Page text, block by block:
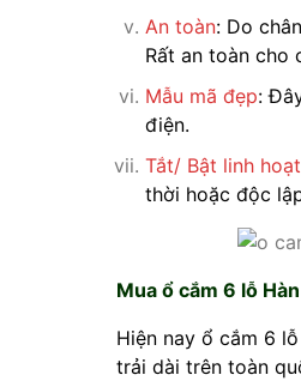
An toàn: Do
Rất an toàn cho
Mẫu mã đẹp:
điện.
Tắt/ Bật linh hoạt
thời hoặc độc
Mua ổ cắm 6 lỗ
Hiện nay ổ cắm 6
trải dài trên toàn